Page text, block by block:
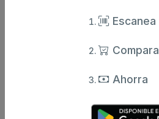
Perfume y colonia
Escanea
Compara
Ahorra